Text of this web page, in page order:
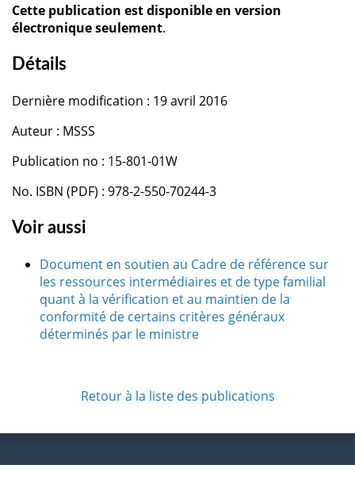
Cette publication est disponible en version
électronique seulement.
Détails
Dernière modification : 19 avril 2016
Auteur : MSSS
Publication no : 15-801-01W
No. ISBN (PDF) : 978-2-550-70244-3
Voir aussi
Document en soutien au Cadre de référence sur
les ressources intermédiaires et de type familial
quant à la vérification et au maintien de la
conformité de certains critères généraux
déterminés par le ministre
Retour à la liste des publications